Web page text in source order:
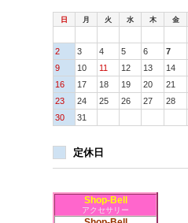
日 月 火 水 木 金
2
3 4 5 6 7
9
10 11 12 13 14
16
17 18 19 20 21
23
24 25 26 27 28
30
31
定休日
Shop-Bell
アクセサリー